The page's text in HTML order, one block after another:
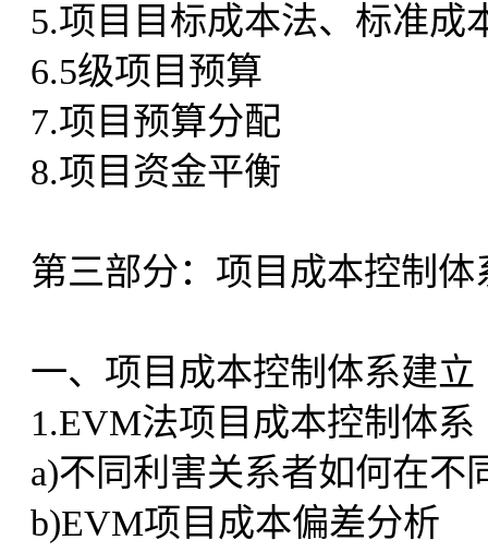
5.项目目标成本法、标准成
6.5级项目预算
7.项目预算分配
8.项目资金平衡
第三部分：项目成本控制
一、项目成本控制体系建立
1.EVM法项目成本控制体系
a)不同利害关系者如何在不
b)EVM项目成本偏差分析